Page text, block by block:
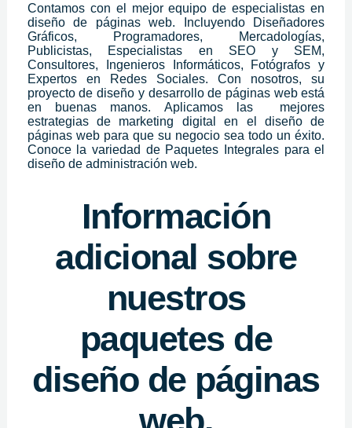
Contamos con el mejor equipo de especialistas en
diseño de páginas web. Incluyendo Diseñadores
Gráficos, Programadores, Mercadologías,
Publicistas, Especialistas en SEO y SEM,
Consultores, Ingenieros Informáticos, Fotógrafos y
Expertos en Redes Sociales. Con nosotros, su
proyecto de diseño y desarrollo de páginas web está
en buenas manos. Aplicamos las
mejores
estrategias de marketing digital en el diseño de
páginas web para que su negocio sea todo un éxito.
Conoce la variedad de Paquetes Integrales para el
diseño de administración web.
Información
adicional sobre
nuestros
paquetes de
diseño de páginas